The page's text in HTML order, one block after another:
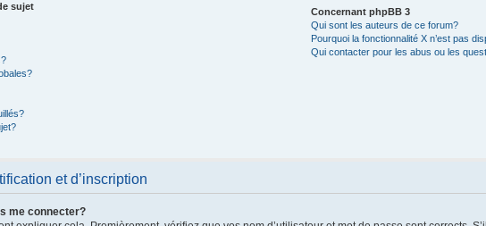
sujet
Concernant phpBB 3
Qui sont les auteurs de ce forum?
Pourquoi la fonctionnalité X n’est pas
Qui contacter pour les abus ou les
et d’inscription
me connecter?